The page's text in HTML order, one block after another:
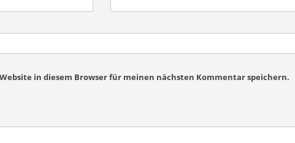
in diesem Browser für meinen nächsten Kommentar speichern.